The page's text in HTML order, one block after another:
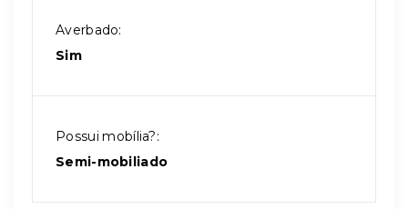
Averbado:
Sim
Possui mobília?:
Semi-mobiliado